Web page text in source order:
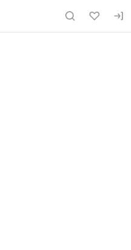
сайту meatinfo.ru
о компании
о компании